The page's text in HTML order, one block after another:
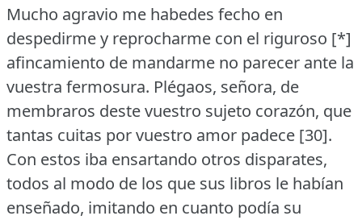
Mucho agravio me habedes fecho en
despedirme y reprocharme con el riguroso [*]
afincamiento de mandarme no parecer ante la
vuestra fermosura. Plégaos, señora, de
membraros deste vuestro sujeto corazón, que
tantas cuitas por vuestro amor padece [30].
Con estos iba ensartando otros disparates,
todos al modo de los que sus libros le habían
enseñado, imitando en cuanto podía su